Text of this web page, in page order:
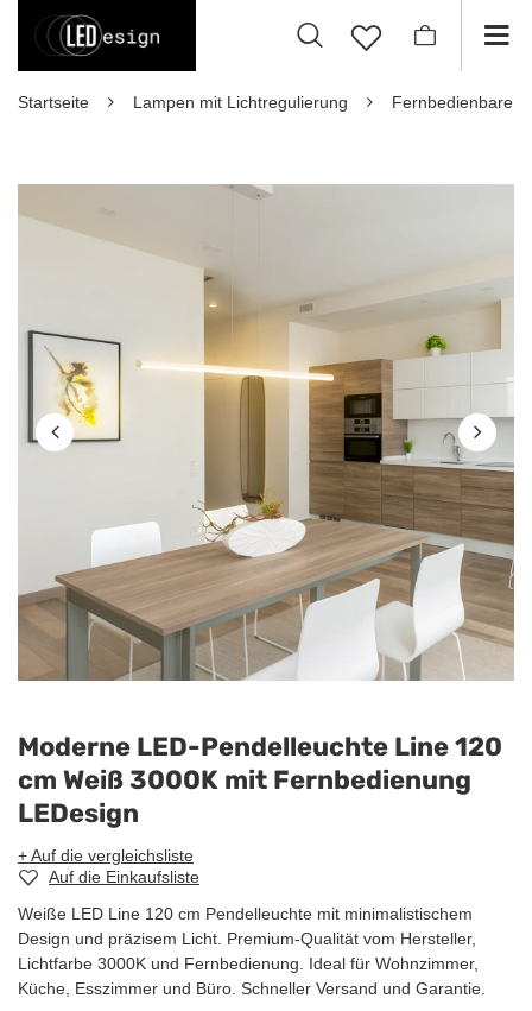
Startseite Lampen mit Lichtregulierung Fernbedienbare
Moderne LED-Pendelleuchte Line 120
cm Weiß 3000K mit Fernbedienung
LEDesign
+ Auf die vergleichsliste
Auf die Einkaufsliste
Weiße LED Line 120 cm Pendelleuchte mit minimalistischem
Design und präzisem Licht. Premium-Qualität vom Hersteller,
Lichtfarbe 3000K und Fernbedienung. Ideal für Wohnzimmer,
Küche, Esszimmer und Büro. Schneller Versand und Garantie.